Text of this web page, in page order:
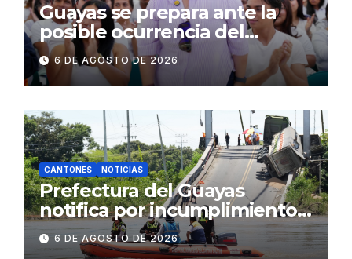
Guayas se prepara ante la
posible ocurrencia del
fenómeno de El Niño:
Gobierno Nacional capacita a
2.500 jóvenes
6 DE AGOSTO DE 2026
CANTONES NOTICIAS
Prefectura del Guayas
notifica por incumplimiento
contractual a la
Concesionaria CONORTE y
6 DE AGOSTO DE 2026